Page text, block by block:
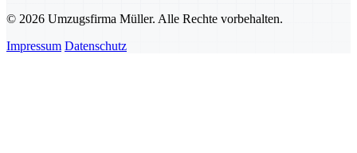
© 2026 Umzugsfirma Müller. Alle Rechte vorbehalten.
Impressum Datenschutz